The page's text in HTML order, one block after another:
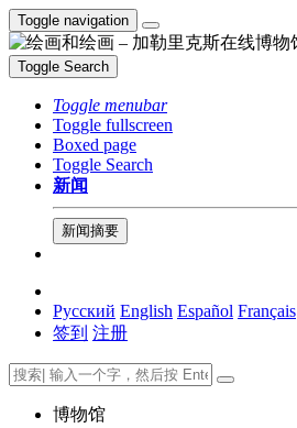
Toggle navigation
Toggle Search
Toggle menubar
Toggle fullscreen
Boxed page
Toggle Search
新闻
新闻摘要
Русский English Español Français
签到 注册
博物馆